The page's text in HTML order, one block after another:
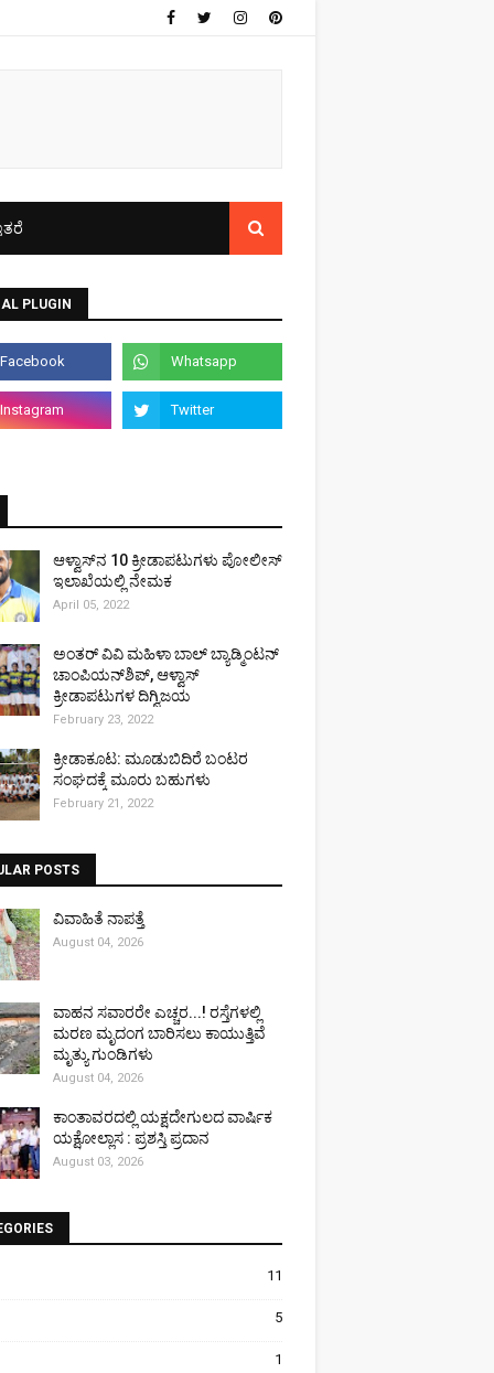
PLUGIN
ಆಳ್ವಾಸ್‌ನ 10 ಕ್ರೀಡಾಪಟುಗಳು ಪೋಲೀಸ್
ಇಲಾಖೆಯಲ್ಲಿ ನೇಮಕ
April 05, 2022
ಅಂತರ್ ವಿವಿ ಮಹಿಳಾ ಬಾಲ್ ಬ್ಯಾಡ್ಮಿಂಟನ್
ಚಾಂಪಿಯನ್‌ಶಿಪ್, ಆಳ್ವಾಸ್
ಕ್ರೀಡಾಪಟುಗಳ ದಿಗ್ವಿಜಯ
February 23, 2022
ಕ್ರೀಡಾಕೂಟ: ಮೂಡುಬಿದಿರೆ ಬಂಟರ
ಸಂಘದಕ್ಕೆ ಮೂರು ಬಹುಗಳು
February 21, 2022
POSTS
ವಿವಾಹಿತೆ ನಾಪತ್ತೆ
August 04, 2026
ವಾಹನ ಸವಾರರೇ ಎಚ್ಚರ...! ರಸ್ತೆಗಳಲ್ಲಿ
ಮರಣ ಮೃದಂಗ ಬಾರಿಸಲು ಕಾಯುತ್ತಿವೆ
ಮೃತ್ಯು ಗುಂಡಿಗಳು
August 04, 2026
ಕಾಂತಾವರದಲ್ಲಿ ಯಕ್ಷದೇಗುಲದ ವಾರ್ಷಿಕ
ಯಕ್ಷೋಲ್ಲಾಸ : ಪ್ರಶಸ್ತಿ ಪ್ರದಾನ
August 03, 2026
11
5
1